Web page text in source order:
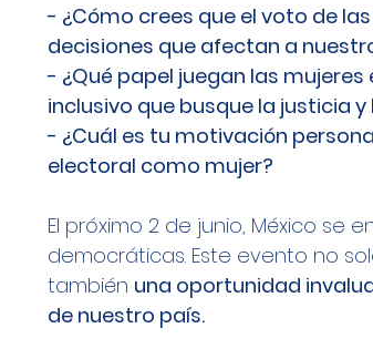
- ¿Cómo crees que el voto de
decisiones que afectan a
- ¿Qué papel juegan las
inclusivo que busque la justicia y
- ¿Cuál es tu motivación
electoral como mujer?
El próximo 2 de junio, México se
democráticas. Este evento no
también una oportunidad
de nuestro país.